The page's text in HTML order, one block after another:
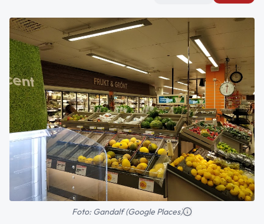
Foto: Gandalf (Google Places)